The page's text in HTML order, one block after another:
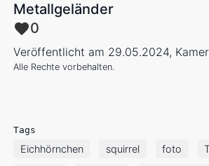
Metallgeländer
0
Veröffentlicht am 29.05.2024,
Alle Rechte vorbehalten.
Tags
Eichhörnchen squirrel foto